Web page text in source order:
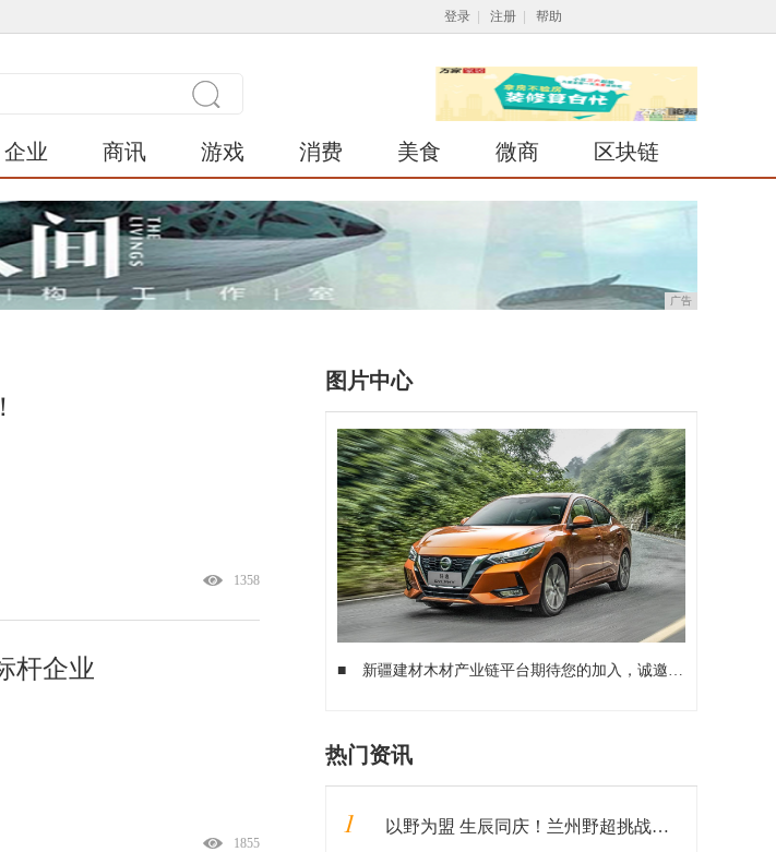
登录 注册 帮助
企业 商讯 游戏 消费 美食 微商 区块链
广告
1358
杆企业
1855
图片中心
■ 新疆建材木材产业链平台期待您的加入，诚邀您入驻！
热门资讯
1 以野为盟 生辰同庆！兰州野超挑战完美收官